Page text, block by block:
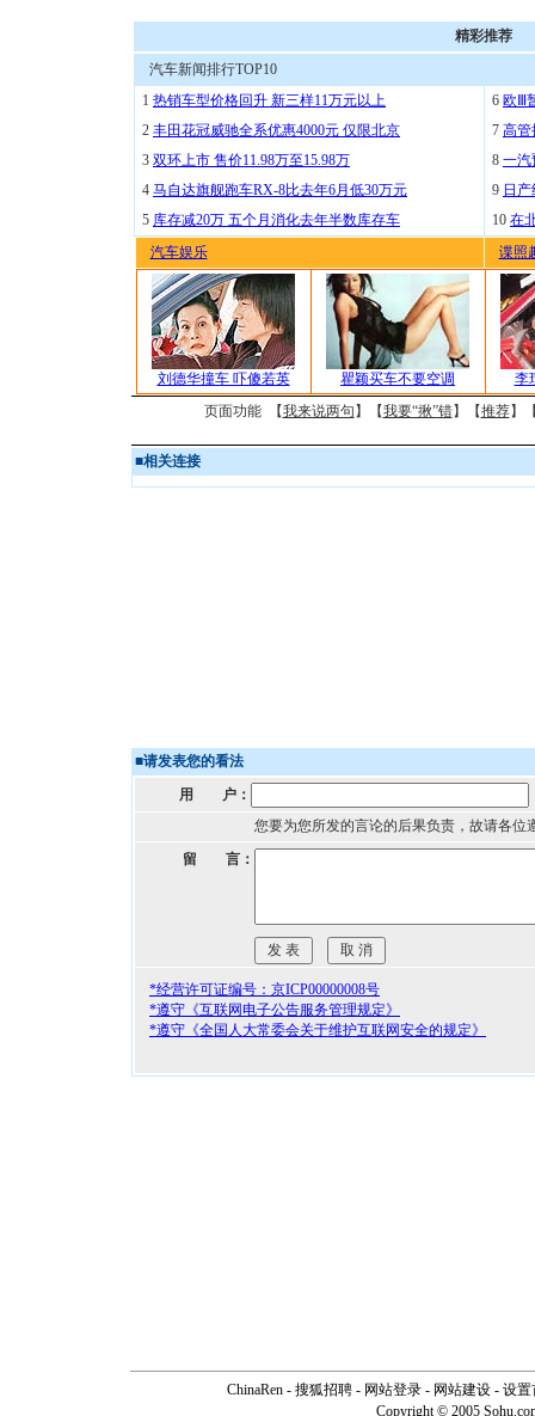
精彩推荐
汽车新闻排行TOP10
1 热销车型价格回升 新三样11万元以上
2 丰田花冠威驰全系优惠4000元 仅限北京
3 双环上市 售价11.98万至15.98万
4 马自达旗舰跑车RX-8比去年6月低30万元
5 库存减20万 五个月消化去年半数库存车
6 欧Ⅲ
7 高管
8 一汽
9 日
10 在
汽车娱乐
谍照
刘德华撞车 吓傻若英 瞿颖买车不要空调
李
页面功能 【我来说两句 】【我要“揪”错】【推荐】
■相关连接
■请发表您的看法
用 户：
您要为您所发的言论的后果负责，故请各位
留 言：
*经营许可证编号：京ICP00000008号
*遵守《互联网电子公告服务管理规定》
*遵守《全国人大常委会关于维护互联网安全的规定》
ChinaRen - 搜狐招聘 - 网站登录 - 网站建设 - 设置
Copyright © 2005